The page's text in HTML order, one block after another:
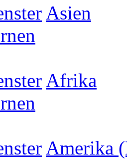
Asien
Afrika
Amerika